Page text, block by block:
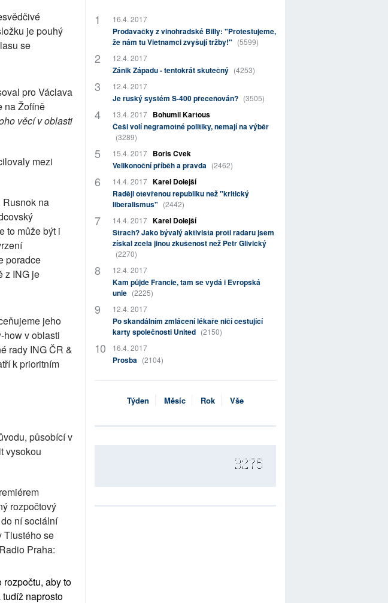
je pouhý
se
pro Václava
na Žofíně
věcí v oblasti
mezi
Rusnok na
to může být i
poradce
z ING je
jeho
how v oblasti
rady ING ČR &
k prioritním
působící v
vysokou
rozpočtový
ní sociální
Tlustého se
Praha:
aby to
naprosto
16.4. 2017
Prodavačky z vinohradské Billy: "Protestujeme,
že nám tu Vietnamci zvyšují tržby!" (5599)
12.4. 2017
Zánik Západu - tentokrát skutečný (4253)
12.4. 2017
Je ruský systém S-400 přeceňován? (3505)
13.4. 2017
Bohumil Kartous
Češi volí negramotné politiky, nemají na výběr
(3289)
15.4. 2017
Boris Cvek
Velikonoční příběh a pravda (2462)
14.4. 2017 Karel Dolejší
Raději otevřenou republiku než "kritický
liberalismus" (2442)
14.4. 2017 Karel Dolejší
Strach? Jako bývalý aktivista proti radaru jsem
získal zcela jinou zkušenost než Petr Glivický
(2270)
12.4. 2017
Kam půjde Francie, tam se vydá i Evropská
unie (2225)
12.4. 2017
Po skandálním zmlácení lékaře ničí cestující
karty společnosti United (2150)
16.4. 2017
Prosba (2104)
Týden Měsíc Rok Vše
3275